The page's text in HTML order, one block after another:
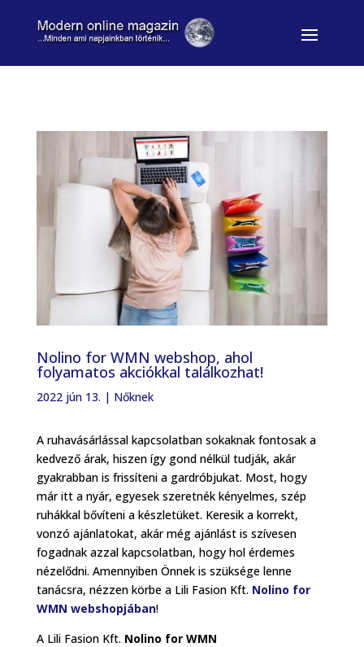
Nolino for WMN webshop, ahol
folyamatos akciókkal találkozhat!
2022 jún 13. | Nőknek
A ruhavásárlással kapcsolatban sokaknak fontosak a
kedvező árak, hiszen így gond nélkül tudják, akár
gyakrabban is frissíteni a gardróbjukat. Most, hogy
már itt a nyár, egyesek szeretnék kényelmes, szép
ruhákkal bővíteni a készletüket. Keresik a korrekt,
vonzó ajánlatokat, akár még ajánlást is szívesen
fogadnak azzal kapcsolatban, hogy hol érdemes
nézelődni. Amennyiben Önnek is szüksége lenne
tanácsra, nézzen körbe a Lili Fasion Kft. Nolino for
WMN webshopjában!
A Lili Fasion Kft. Nolino for WMN